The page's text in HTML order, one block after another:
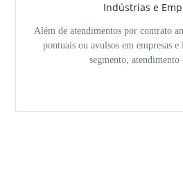
Indústrias e
Além de atendimentos por contrato
pontuais ou avulsos em empresas
segmento,